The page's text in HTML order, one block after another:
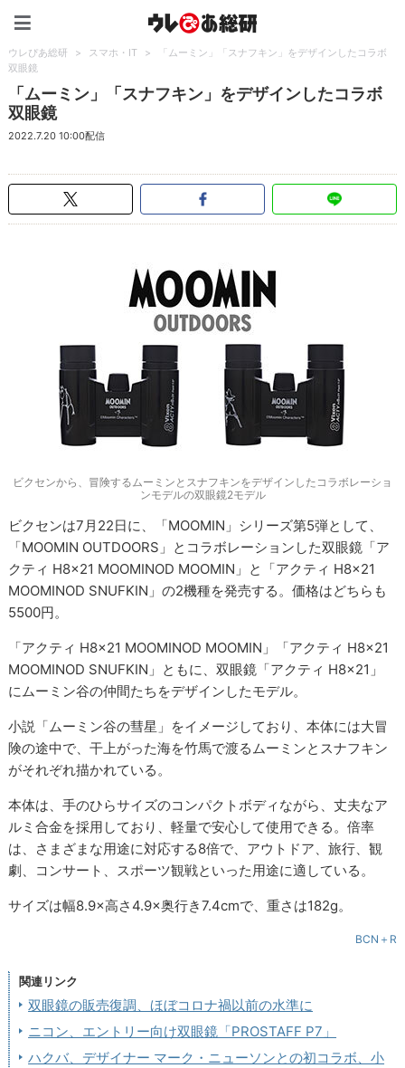
ウレぴあ総研 > スマホ・IT >
「ムーミン」「スナフキン」をデザインしたコラボ
双眼鏡
「ムーミン」「スナフキン」をデザインしたコラボ
双眼鏡
2022.7.20 10:00配信
ビクセンから、冒険するムーミンとスナフキンをデザインしたコラボレーショ
ンモデルの双眼鏡2モデル
ビクセンは7月22日に、「MOOMIN」シリーズ第5弾として、
「MOOMIN OUTDOORS」とコラボレーションした双眼鏡「ア
クティ H8×21 MOOMINOD MOOMIN」と「アクティ H8×21
MOOMINOD SNUFKIN」の2機種を発売する。価格はどちらも
5500円。
「アクティ H8x21 MOOMINOD MOOMIN」「アクティ H8x21
MOOMINOD SNUFKIN」ともに、双眼鏡「アクティ H8×21」
にムーミン谷の仲間たちをデザインしたモデル。
小説「ムーミン谷の彗星」をイメージしており、本体には大冒
険の途中で、干上がった海を竹馬で渡るムーミンとスナフキン
がそれぞれ描かれている。
本体は、手のひらサイズのコンパクトボディながら、丈夫なア
ルミ合金を採用しており、軽量で安心して使用できる。倍率
は、さまざまな用途に対応する8倍で、アウトドア、旅行、観
劇、コンサート、スポーツ観戦といった用途に適している。
サイズは幅8.9×高さ4.9×奥行き7.4cmで、重さは182g。
BCN＋R
関連リンク
双眼鏡の販売復調、ほぼコロナ禍以前の水準に
ニコン、エントリー向け双眼鏡「PROSTAFF P7」
ハクバ、デザイナー マーク・ニューソンとの初コラボ、小